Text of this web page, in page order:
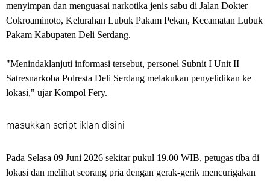
menyimpan dan menguasai narkotika jenis sabu di Jalan Dokter
Cokroaminoto, Kelurahan Lubuk Pakam Pekan, Kecamatan Lubuk
Pakam Kabupaten Deli Serdang.
"Menindaklanjuti informasi tersebut, personel Subnit I Unit II
Satresnarkoba Polresta Deli Serdang melakukan penyelidikan ke
lokasi," ujar Kompol Fery.
masukkan script iklan disini
Pada Selasa 09 Juni 2026 sekitar pukul 19.00 WIB, petugas tiba di
lokasi dan melihat seorang pria dengan gerak-gerik mencurigakan